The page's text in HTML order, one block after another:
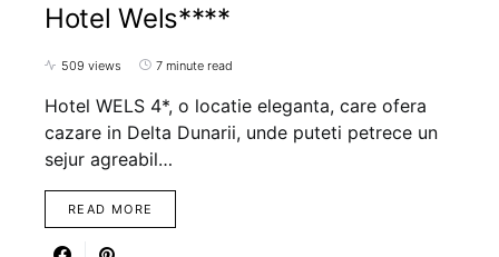
Hotel Wels****
509 views 7 minute read
Hotel WELS 4*, o locatie eleganta, care ofera
cazare in Delta Dunarii, unde puteti petrece un
sejur agreabil…
READ MORE